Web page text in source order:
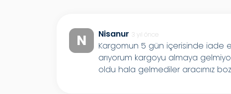
N Nisanur 3 yıl önce
Kargomun 5 gün içerisinde iade
arıyorum kargoyu almaya
oldu hala gelmediler aracımız